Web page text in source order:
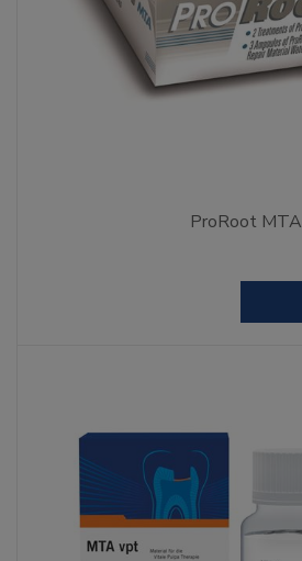
ProRoot MTA